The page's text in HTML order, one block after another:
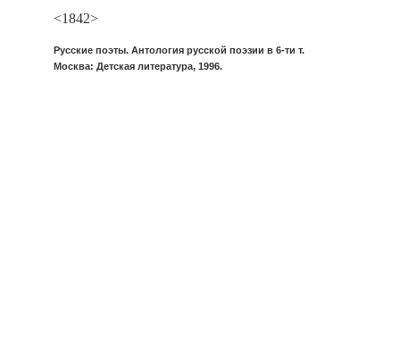
<1842>
Русские поэты. Антология русской поэзии в 6-ти т.
Москва: Детская литература, 1996.